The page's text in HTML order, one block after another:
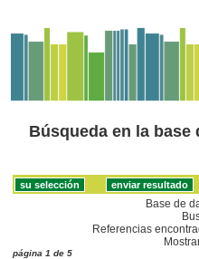
Búsqueda en la base
Base de
Referencias
página 1 de 5